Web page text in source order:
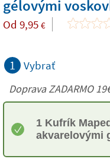
gélovými
Od 9,95 €
1 Vybrať
Doprava ZADARMO
1 Kufrík
akvarelovými